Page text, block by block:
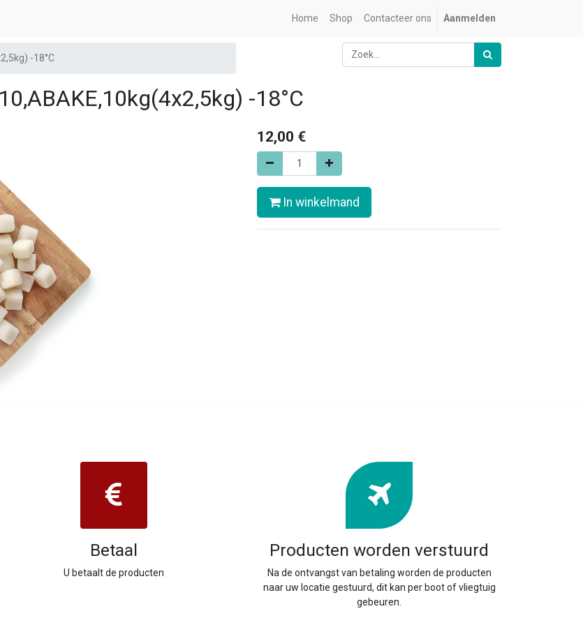
Home Shop Contacteer ons Aanmelden
-18°C
-18°C
12,00 €
In winkelmand
Betaal
U betaalt de producten
Producten worden verstuurd
Na de ontvangst van betaling worden de producten
naar uw locatie gestuurd, dit kan per boot of vliegtuig
gebeuren.